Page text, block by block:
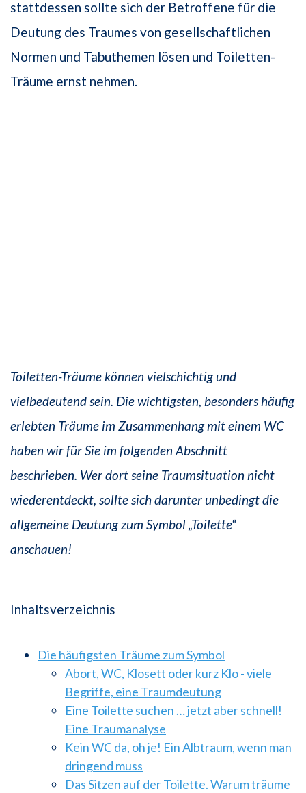
stattdessen sollte sich der Betroffene für die
Deutung des Traumes von gesellschaftlichen
Normen und Tabuthemen lösen und Toiletten-
Träume ernst nehmen.
Toiletten-Träume können vielschichtig und
vielbedeutend sein. Die wichtigsten, besonders häufig
erlebten Träume im Zusammenhang mit einem WC
haben wir für Sie im folgenden Abschnitt
beschrieben. Wer dort seine Traumsituation nicht
wiederentdeckt, sollte sich darunter unbedingt die
allgemeine Deutung zum Symbol „Toilette“
anschauen!
Inhaltsverzeichnis
Die häufigsten Träume zum Symbol
Abort, WC, Klosett oder kurz Klo - viele
Begriffe, eine Traumdeutung
Eine Toilette suchen … jetzt aber schnell!
Eine Traumanalyse
Kein WC da, oh je! Ein Albtraum, wenn man
dringend muss
Das Sitzen auf der Toilette. Warum träume